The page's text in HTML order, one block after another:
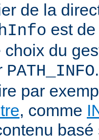
de la
est
choix du
PATH_INFO
par
, comme